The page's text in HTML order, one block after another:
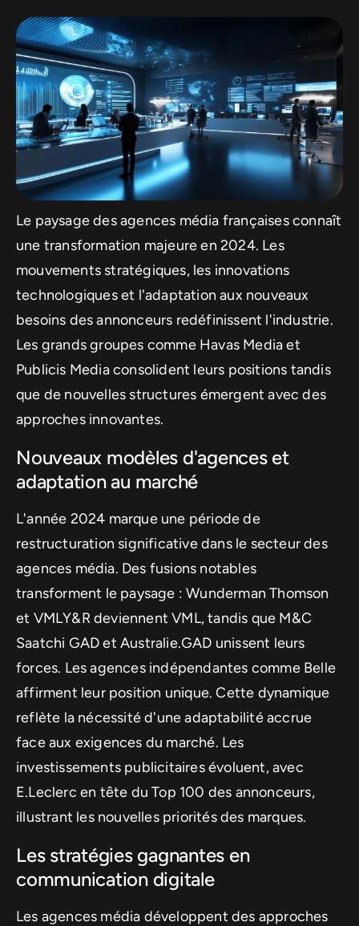
Le paysage des agences média françaises connaît
une transformation majeure en 2024. Les
mouvements stratégiques, les innovations
technologiques et l'adaptation aux nouveaux
besoins des annonceurs redéfinissent l'industrie.
Les grands groupes comme Havas Media et
Publicis Media consolident leurs positions tandis
que de nouvelles structures émergent avec des
approches innovantes.
Nouveaux modèles d'agences et
adaptation au marché
L'année 2024 marque une période de
restructuration significative dans le secteur des
agences média. Des fusions notables
transforment le paysage : Wunderman Thomson
et VMLY&R deviennent VML, tandis que M&C
Saatchi GAD et Australie.GAD unissent leurs
forces. Les agences indépendantes comme Belle
affirment leur position unique. Cette dynamique
reflète la nécessité d'une adaptabilité accrue
face aux exigences du marché. Les
investissements publicitaires évoluent, avec
E.Leclerc en tête du Top 100 des annonceurs,
illustrant les nouvelles priorités des marques.
Les stratégies gagnantes en
communication digitale
Les agences média développent des approches